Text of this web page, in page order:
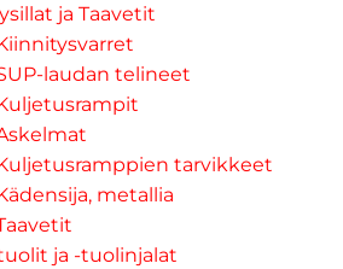
ja Taavetit
laudan telineet
tarvikkeet
metallia
ja -tuolinjalat